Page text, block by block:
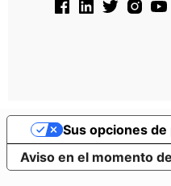
Aviso en el momento
Sus opciones